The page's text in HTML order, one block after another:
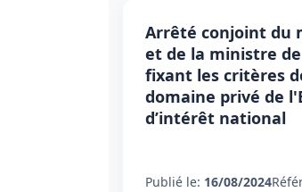
Arrêté conjoint du
et de la ministre
fixant les critères
domaine privé de
d’intérêt national
Publié le: 16/08/2024